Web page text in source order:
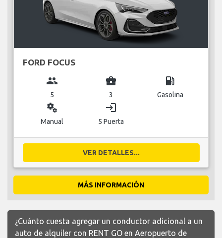
FORD FOCUS
group
5
business_center
3
local_gas_station
Gasolina
miscellaneous_services
Manual
login
5 Puerta
VER DETALLES...
MÁS INFORMACIÓN
¿Cuánto cuesta agregar un conductor adicional a un
auto de alquiler con RENT GO en Aeropuerto de